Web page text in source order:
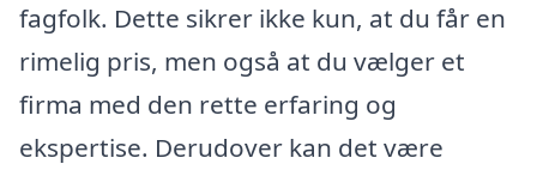
fagfolk. Dette sikrer ikke kun, at du får en
rimelig pris, men også at du vælger et
firma med den rette erfaring og
ekspertise. Derudover kan det være